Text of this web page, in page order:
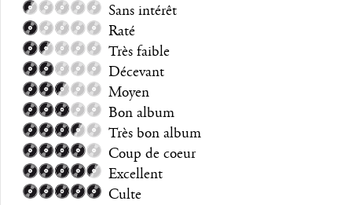
Sans intérêt
Raté
Très faible
Décevant
Moyen
Bon album
Très bon album
Coup de coeur
Excellent
Culte